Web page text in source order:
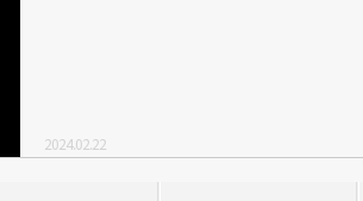
2024.02.22